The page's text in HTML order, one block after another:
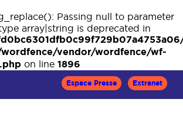
Passing null to parameter
array|string is deprecated in
vendor/wordfence/wf-
on line 1896
Espace Presse Extranet